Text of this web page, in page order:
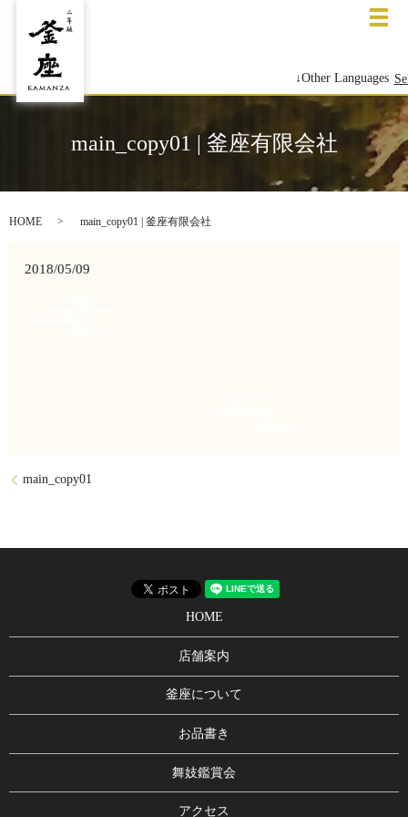
↓Other Languages
メ
main_copy01 | 釜座有限会社
HOME main_copy01 | 釜座有限会社
2018/05/09
main_copy01
HOME
店舗案内
釜座について
お品書き
舞妓鑑賞会
アクセス